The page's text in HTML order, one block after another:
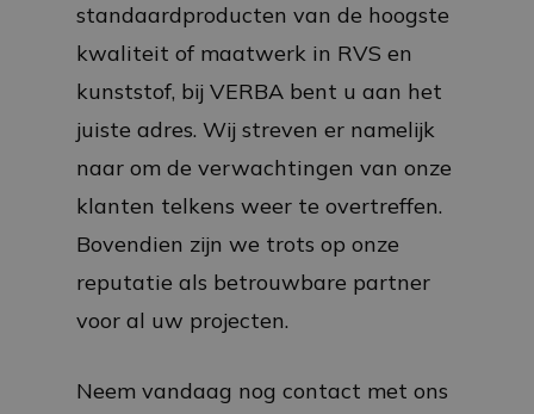
standaardproducten van de hoogste
kwaliteit of maatwerk in RVS en
kunststof, bij VERBA bent u aan het
juiste adres. Wij streven er namelijk
naar om de verwachtingen van onze
klanten telkens weer te overtreffen.
Bovendien zijn we trots op onze
reputatie als betrouwbare partner
voor al uw projecten.
Neem vandaag nog contact met ons